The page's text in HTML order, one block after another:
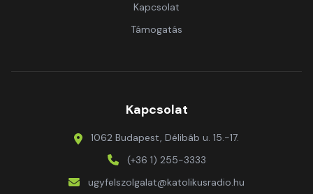
Kapcsolat
Támogatás
Kapcsolat
1062 Budapest, Délibáb u. 15.-17.
(+36 1) 255-3333
ugyfelszolgalat@katolikusradio.hu